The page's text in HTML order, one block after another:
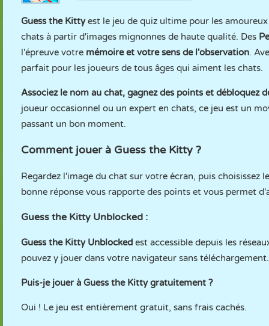
Guess the Kittyest le jeu de quiz ultime pour les amoureux
chats à partir d'images mignonnes de haute qualité. Des
l'épreuve votre mémoire et votre sens de l'observation.
parfait pour les joueurs de tous âges qui aiment les chats.
Associez le nom au chat, gagnez des points et débloquez
joueur occasionnel ou un expert en chats, ce jeu est un
passant un bon moment.
Comment jouer à Guess the Kitty ?
Regardez l'image du chat sur votre écran, puis choisissez
bonne réponse vous rapporte des points et vous permet
Guess the Kitty Unblocked :
Guess the Kitty Unblocked est accessible depuis les
pouvez y jouer dans votre navigateur sans téléchargement.
Puis-je jouer à Guess the Kitty gratuitement ?
Oui ! Le jeu est entièrement gratuit, sans frais cachés.